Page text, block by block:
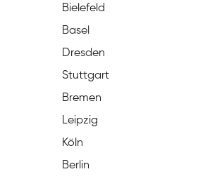
Bielefeld
Basel
Dresden
Stuttgart
Bremen
Leipzig
Köln
Berlin